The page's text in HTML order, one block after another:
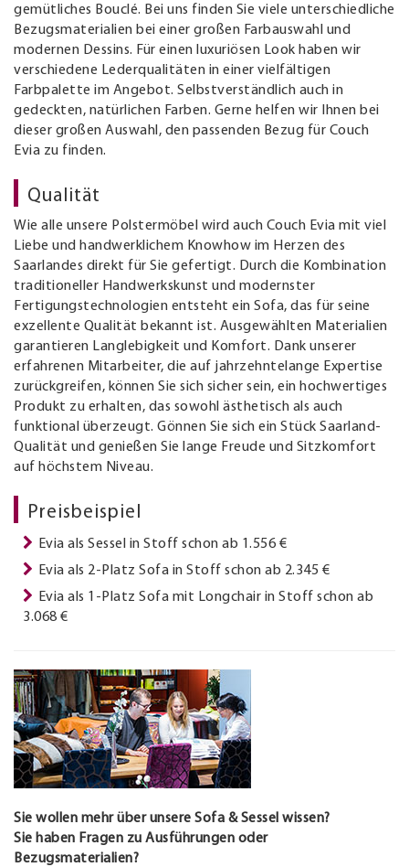
gemütliches Bouclé. Bei uns finden Sie viele unterschiedliche
Bezugsmaterialien bei einer großen Farbauswahl und
modernen Dessins. Für einen luxuriösen Look haben wir
verschiedene Lederqualitäten in einer vielfältigen
Farbpalette im Angebot. Selbstverständlich auch in
gedeckten, natürlichen Farben. Gerne helfen wir Ihnen bei
dieser großen Auswahl, den passenden Bezug für Couch
Evia zu finden.
Qualität
Wie alle unsere Polstermöbel wird auch Couch Evia mit viel
Liebe und handwerklichem Knowhow im Herzen des
Saarlandes direkt für Sie gefertigt. Durch die Kombination
traditioneller Handwerkskunst und modernster
Fertigungstechnologien entsteht ein Sofa, das für seine
exzellente Qualität bekannt ist. Ausgewählten Materialien
garantieren Langlebigkeit und Komfort. Dank unserer
erfahrenen Mitarbeiter, die auf jahrzehntelange Expertise
zurückgreifen, können Sie sich sicher sein, ein hochwertiges
Produkt zu erhalten, das sowohl ästhetisch als auch
funktional überzeugt. Gönnen Sie sich ein Stück Saarland-
Qualität und genießen Sie lange Freude und Sitzkomfort
auf höchstem Niveau.
Preisbeispiel
Evia als Sessel in Stoff schon ab 1.556 €
Evia als 2-Platz Sofa in Stoff schon ab 2.345 €
Evia als 1-Platz Sofa mit Longchair in Stoff schon ab
3.068 €
Sie wollen mehr über unsere Sofa & Sessel wissen?
Sie haben Fragen zu Ausführungen oder
Bezugsmaterialien?